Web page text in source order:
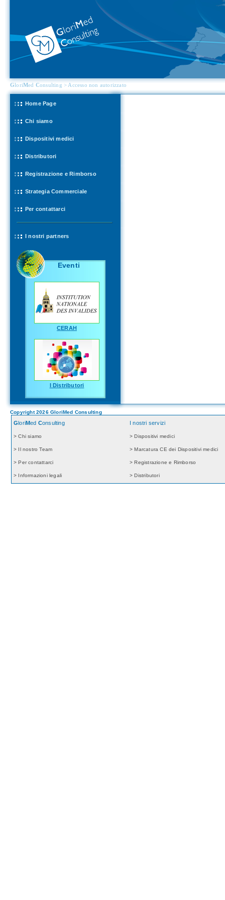
GloriMed Consulting > Accesso non autorizzato
Home Page
Chi siamo
Dispositivi medici
Distributori
Registrazione e Rimborso
Strategia Commerciale
Per contattarci
I nostri partners
Eventi
CERAH
I Distributori
Copyright 2026 GloriMed Consulting
GloriMed Consulting I nostri servizi
> Chi siamo > Dispositivi medici
> Il nostro Team > Marcatura CE dei Dispositivi medici
> Per contattarci > Registrazione e Rimborso
> Informazioni legali > Distributori